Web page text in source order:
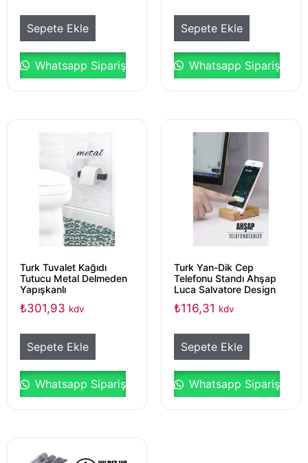
Sepete Ekle
Whatsapp Sipariş
Sepete Ekle
Whatsapp Sipariş
Turk Tuvalet Kağıdı
Tutucu Metal Delmeden
Yapışkanlı
₺301,93 kdv
Sepete Ekle
Whatsapp Sipariş
Turk Yan-Dik Cep
Telefonu Standı Ahşap
Luca Salvatore Design
₺116,31 kdv
Sepete Ekle
Whatsapp Sipariş